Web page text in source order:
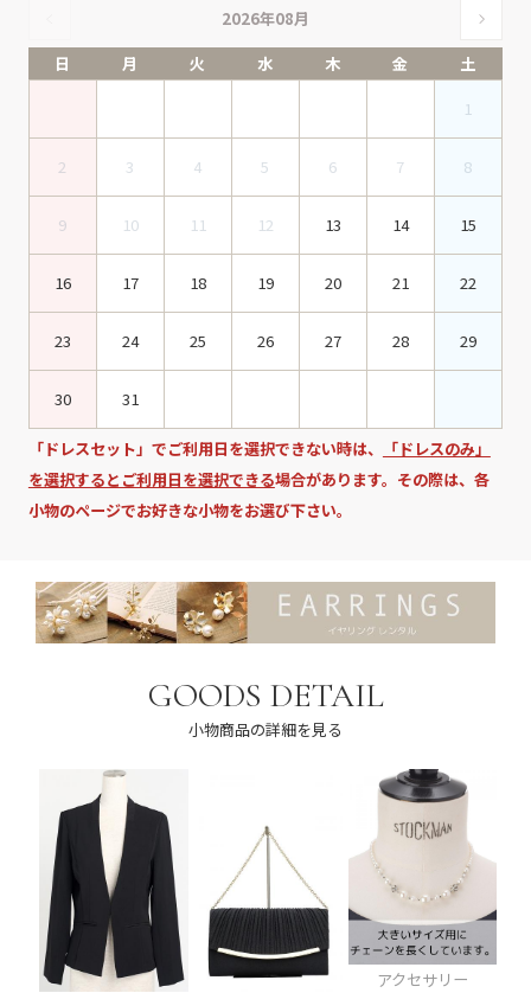
2026年08月
日
月 火 水 木 金
土
1
2 3 4 5 6 7 8
9 10 11 12 13 14 15
16 17 18 19 20 21 22
23 24 25 26 27 28 29
30 31
「ドレスセット」でご利用日を選択できない時は、
「ドレスのみ」
を選択するとご利用日を選択できる場合があります。その際は、各
小物のページでお好きな小物をお選び下さい。
GOODS DETAIL
小物商品の詳細を見る
アクセサリー